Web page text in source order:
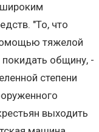
"То, что
тяжелой
покидать общину, -
степени
выходить